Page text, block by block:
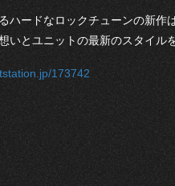
ハードなロックチューンの新
いとユニットの最新のスタイル
173742